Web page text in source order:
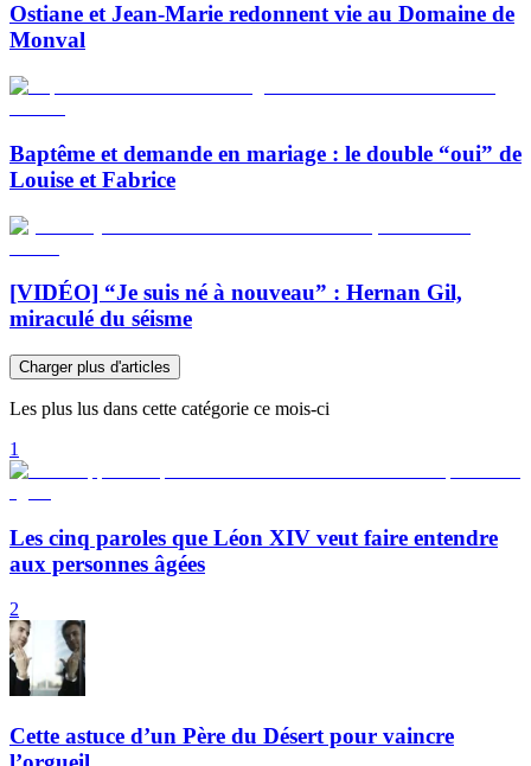
Ostiane et Jean-Marie redonnent vie au Domaine de
Monval
Baptême et demande en mariage : le double “oui” de
Louise et Fabrice
[VIDÉO] “Je suis né à nouveau” : Hernan Gil,
miraculé du séisme
Charger plus d'articles
Les plus lus dans cette catégorie ce mois-ci
1
Les cinq paroles que Léon XIV veut faire entendre
aux personnes âgées
2
Cette astuce d’un Père du Désert pour vaincre